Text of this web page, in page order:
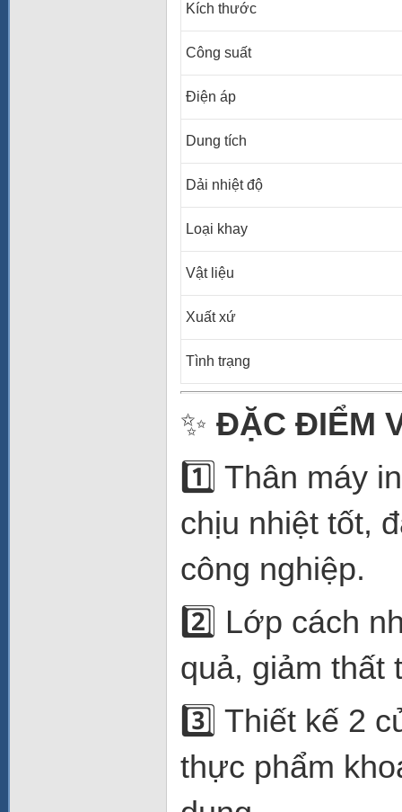
Kích thước
Công suất
Điện áp
Dung tích
Dải nhiệt độ
Loại khay
Vật liệu
Xuất xứ
Tình trạng
✨ ĐẶC ĐIỂM
1️⃣ Thân máy
chịu nhiệt tốt,
công nghiệp.
2️⃣ Lớp cách
quả, giảm thất
3️⃣ Thiết kế 2
thực phẩm